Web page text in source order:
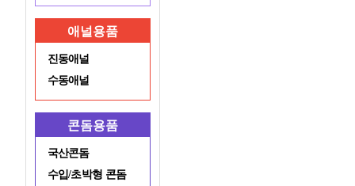
애널용품
진동애널
수동애널
콘돔용품
국산콘돔
수입/초박형 콘돔